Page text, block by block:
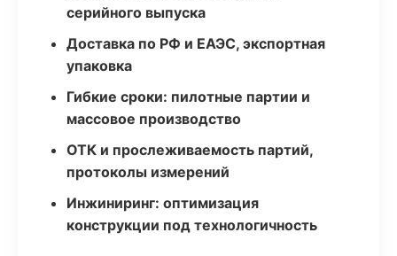
серийного выпуска
Доставка по РФ и ЕАЭС, экспортная
упаковка
Гибкие сроки: пилотные партии и
массовое производство
ОТК и прослеживаемость партий,
протоколы измерений
Инжиниринг: оптимизация
конструкции под технологичность